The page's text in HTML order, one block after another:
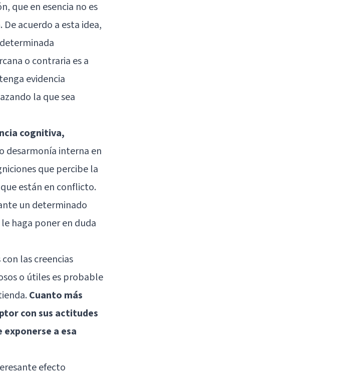
que en esencia no es
acuerdo a esta idea,
o contraria es a
evidencia
la que sea
cognitiva,
desarmonía interna en
que percibe la
están en conflicto.
un determinado
haga poner en duda
las creencias
o útiles es probable
Cuanto más
con sus actitudes
a esa
efecto